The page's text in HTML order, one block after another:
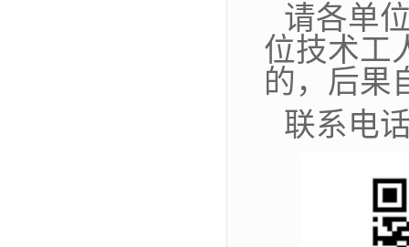
请各单
位技术工
的，后果
联系电